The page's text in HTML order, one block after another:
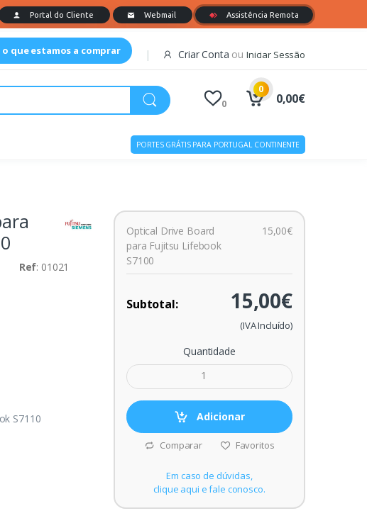
o que estamos a comprar Criar Conta ouIniciar Sessão
0
0
0,00€
PORTES GRÁTIS PARA PORTUGAL CONTINENTE
Ref: 01021
S7110
Optical Drive Board
para Fujitsu Lifebook
S7100
15,00€
Subtotal: 15,00€
(IVA Incluído)
Quantidade
Adicionar
Comparar Favoritos
Em caso de dúvidas,
clique aqui e fale conosco.